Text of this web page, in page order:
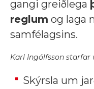
gangi greiðlega
reglum og laga
samfélagsins.
Karl Ingólfsson starfar
Skýrsla um